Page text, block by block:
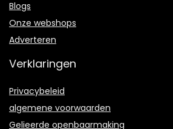
Blogs
Onze webshops
Adverteren
Verklaringen
Privacybeleid
algemene voorwaarden
Gelieerde openbaarmaking